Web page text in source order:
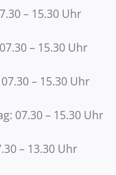
– 15.30 Uhr
– 15.30 Uhr
– 15.30 Uhr
07.30 – 15.30 Uhr
– 13.30 Uhr